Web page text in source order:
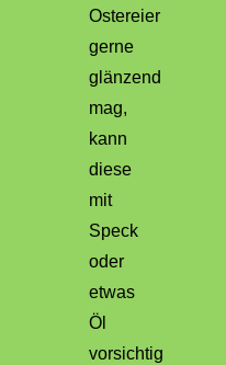
Ostereier
gerne
glänzend
mag,
kann
diese
mit
Speck
oder
etwas
Öl
vorsichtig